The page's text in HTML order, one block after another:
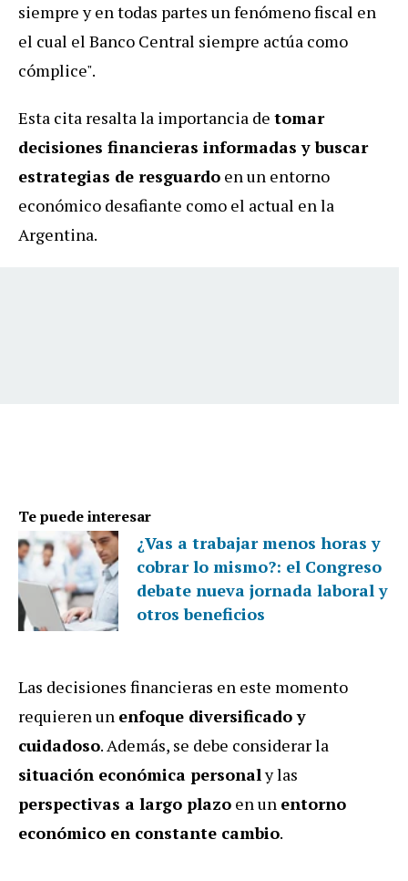
siempre y en todas partes un fenómeno fiscal en
el cual el Banco Central siempre actúa como
cómplice".
Esta cita resalta la importancia de tomar
decisiones financieras informadas y buscar
estrategias de resguardo en un entorno
económico desafiante como el actual en la
Argentina.
Te puede interesar
¿Vas a trabajar menos horas y
cobrar lo mismo?: el Congreso
debate nueva jornada laboral y
otros beneficios
Las decisiones financieras en este momento
requieren un enfoque diversificado y
cuidadoso. Además, se debe considerar la
situación económica personaly las
perspectivas a largo plazo en un entorno
económico en constante cambio.